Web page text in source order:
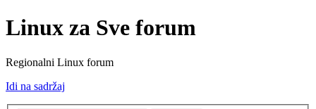
Linux za Sve forum
Regionalni Linux forum
Idi na sadržaj